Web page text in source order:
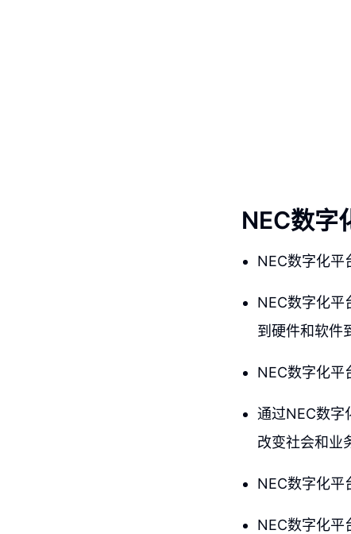
NEC数字
NEC数字化平
NEC数字化平
到硬件和软件
NEC数字化平
通过NEC数字
改变社会和业
NEC数字化平
NEC数字化平